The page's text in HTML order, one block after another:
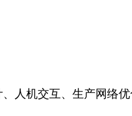
人机交互、生产网络优